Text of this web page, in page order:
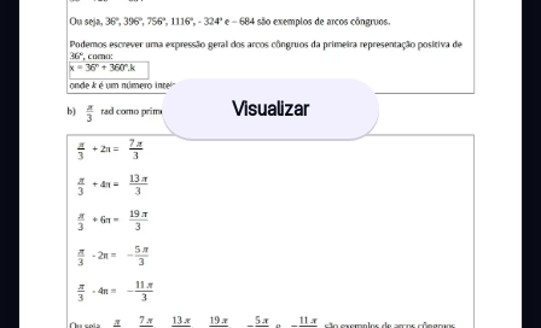
Visualizar